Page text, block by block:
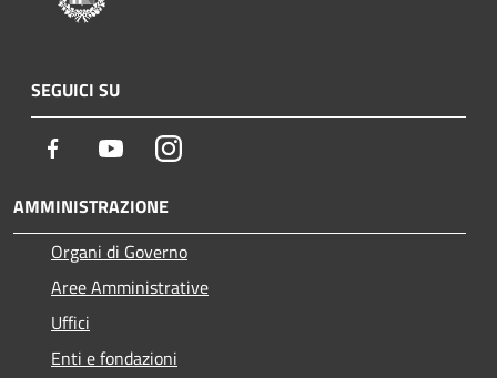
SEGUICI SU
Facebook YoutubeInstagram
AMMINISTRAZIONE
Organi di Governo
Aree Amministrative
Uffici
Enti e fondazioni